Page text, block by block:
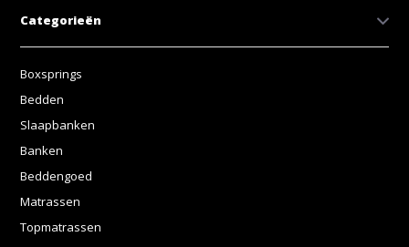
Categorieën
Boxsprings
Bedden
Slaapbanken
Banken
Beddengoed
Matrassen
Topmatrassen